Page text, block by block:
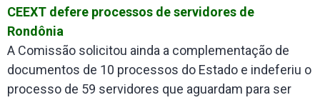
CEEXT defere processos de servidores de
Rondônia
A Comissão solicitou ainda a complementação de
documentos de 10 processos do Estado e indeferiu o
processo de 59 servidores que aguardam para ser